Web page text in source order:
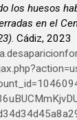
los huesos
en el
. Cádiz, 2023